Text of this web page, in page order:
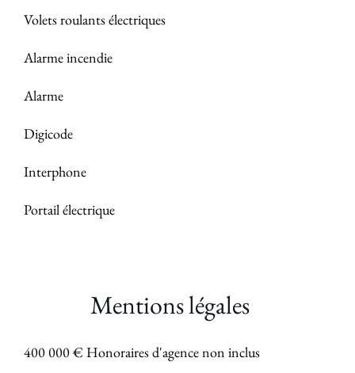
Volets roulants électriques
Alarme incendie
Alarme
Digicode
Interphone
Portail électrique
Mentions légales
400 000 € Honoraires d'agence non inclus